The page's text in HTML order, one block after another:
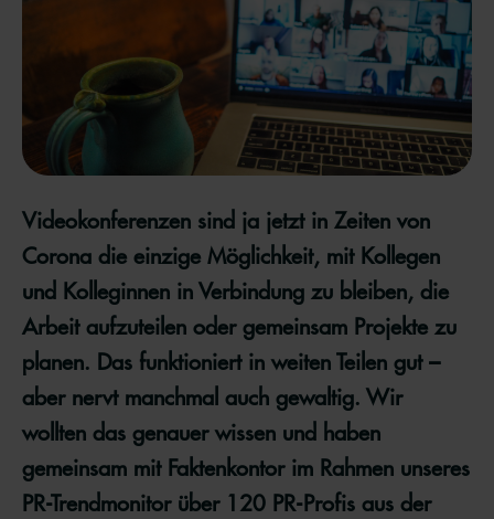
Videokonferenzen sind ja jetzt in Zeiten von
Corona die einzige Möglichkeit, mit Kollegen
und Kolleginnen in Verbindung zu bleiben, die
Arbeit aufzuteilen oder gemeinsam Projekte zu
planen. Das funktioniert in weiten Teilen gut –
aber nervt manchmal auch gewaltig. Wir
wollten das genauer wissen und haben
gemeinsam mit Faktenkontor im Rahmen unseres
PR-Trendmonitor über 120 PR-Profis aus der